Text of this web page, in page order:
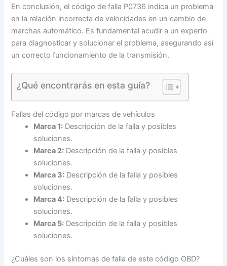
En conclusión, el código de falla P0736 indica un problema
en la relación incorrecta de velocidades en un cambio de
marchas automático. Es fundamental acudir a un experto
para diagnosticar y solucionar el problema, asegurando así
un correcto funcionamiento de la transmisión.
¿Qué encontrarás en esta guía?
Fallas del código por marcas de vehículos
Marca 1: Descripción de la falla y posibles
soluciones.
Marca 2: Descripción de la falla y posibles
soluciones.
Marca 3: Descripción de la falla y posibles
soluciones.
Marca 4: Descripción de la falla y posibles
soluciones.
Marca 5: Descripción de la falla y posibles
soluciones.
¿Cuáles son los síntomas de falla de este código OBD?